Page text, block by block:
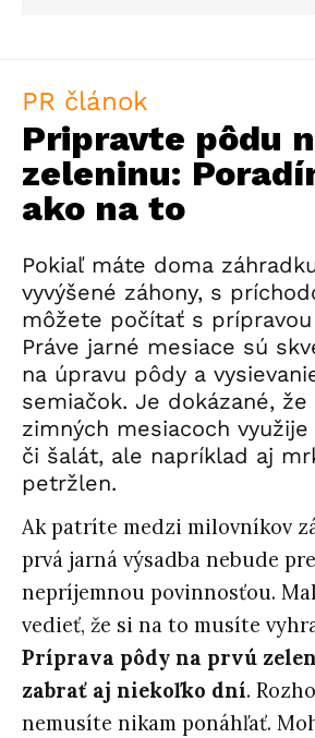
PR článok
Pripravte pôdu
zeleninu:
ako na to
Pokiaľ máte doma
vyvýšené záhony, s
môžete počítať s prípravou
Práve jarné mesiace sú
na úpravu pôdy a
semiačok. Je dokázané,
zimných mesiacoch
či šalát, ale napríklad aj
petržlen.
Ak patríte medzi milovníkov
prvá jarná výsadba nebude
nepríjemnou povinnosťou.
vedieť, že si na to musíte
Príprava pôdy na prvú
zabrať aj niekoľko dní.
nemusíte nikam ponáhľať.